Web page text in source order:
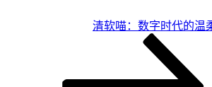
清软喵：数字时代的温